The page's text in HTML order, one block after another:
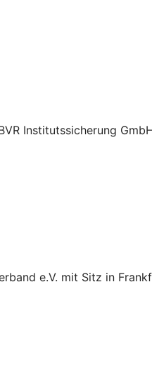
Institutssicherung
e.V. mit Sitz in